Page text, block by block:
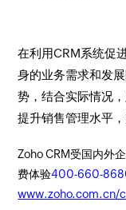
在利用CRM系统促
身的业务需求和发
势，结合实际情况
提升销售管理水平
Zoho CRM受国内外
费体验400-660-
www.zoho.com.cn/